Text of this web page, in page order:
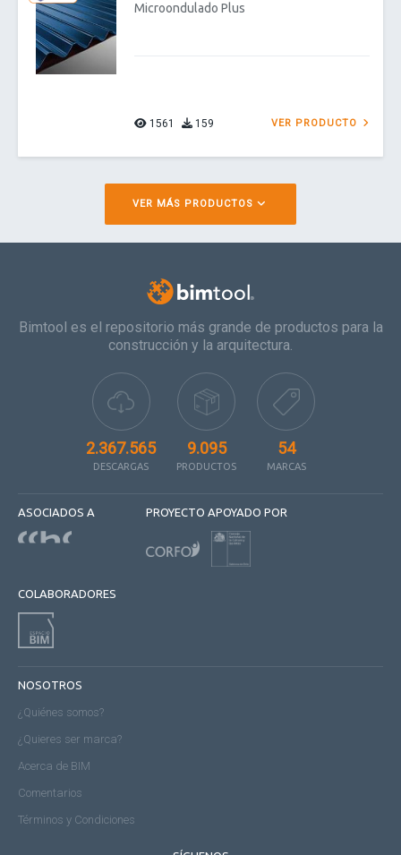
Microondulado Plus
1561 159 VER PRODUCTO
VER MÁS PRODUCTOS
Bimtool es el repositorio más grande de productos para la
construcción y la arquitectura.
2.367.565
DESCARGAS
9.095
PRODUCTOS
54
MARCAS
ASOCIADOS A PROYECTO APOYADO POR
COLABORADORES
NOSOTROS
¿Quiénes somos?
¿Quieres ser marca?
Acerca de BIM
Comentarios
Términos y Condiciones